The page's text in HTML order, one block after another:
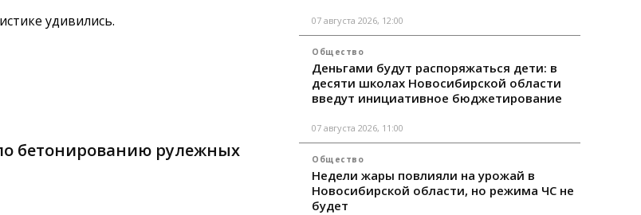
удивились.
бетонированию рулежных
07 августа 2026, 12:00
Общество
Деньгами будут распоряжаться дети: в
десяти школах Новосибирской области
введут инициативное бюджетирование
07 августа 2026, 11:00
Общество
Недели жары повлияли на урожай в
Новосибирской области, но режима ЧС не
будет